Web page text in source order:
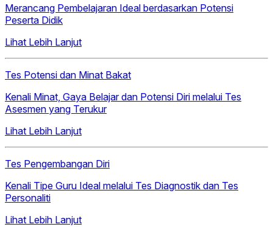
Merancang Pembelajaran Ideal berdasarkan Potensi
Peserta Didik
Lihat Lebih Lanjut
Tes Potensi dan Minat Bakat
Kenali Minat, Gaya Belajar dan Potensi Diri melalui Tes
Asesmen yang Terukur
Lihat Lebih Lanjut
Tes Pengembangan Diri
Kenali Tipe Guru Ideal melalui Tes Diagnostik dan Tes
Personaliti
Lihat Lebih Lanjut